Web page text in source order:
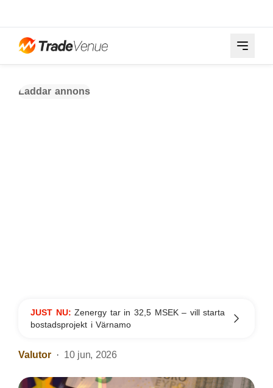
Laddar annons
JUST NU:Zenergy tar in 32,5 MSEK – vill starta
bostadsprojekt i Värnamo
Valutor 10 jun, 2026